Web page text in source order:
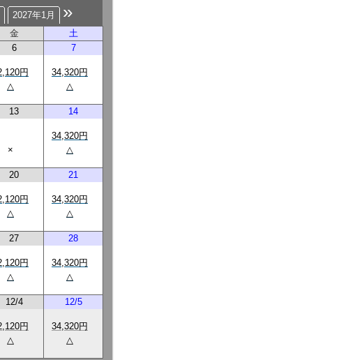
2027年1月 »
金
土
6
円
△
7
34,320円
△
13
×
14
34,320円
△
20
円
△
21
34,320円
△
27
円
△
28
34,320円
△
12/4
円
△
12/5
34,320円
△